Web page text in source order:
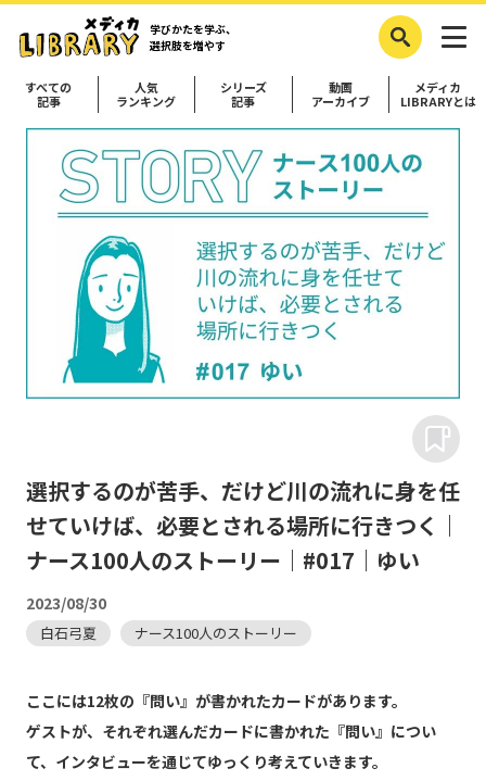
学びかたを学ぶ、
選択肢を増やす
すべての
記事
人気
ランキング
シリーズ
記事
動画
アーカイブ
メディカ
LIBRARYとは
選択するのが苦手、だけど川の流れに身を任
せていけば、必要とされる場所に行きつく｜
ナース100人のストーリー｜#017｜ゆい
2023/08/30
白石弓夏 ナース100人のストーリー
ここには12枚の『問い』が書かれたカードがあります。
ゲストが、それぞれ選んだカードに書かれた『問い』につい
て、インタビューを通じてゆっくり考えていきます。